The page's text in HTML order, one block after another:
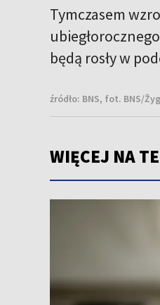
Tymczasem
będą rosły w
źródło: BNS, fot. BNS/
WIĘCEJ NA